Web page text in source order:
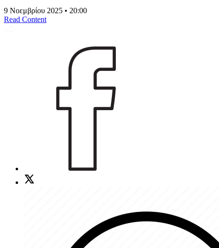
9 Νοεμβρίου 2025 • 20:00
Read Content